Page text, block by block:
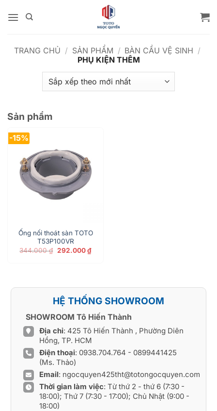
qua
TRANG CHỦ / SẢN PHẨM / BÀN CẦU VỆ SINH /
PHỤ KIỆN THÊM
Sản phẩm
-15%
Ống nối thoát sàn TOTO
T53P100VR
344.000₫ Giá
292.000₫Giá
hiện
HỆ THỐNG SHOWROOM
SHOWROOM Tô Hiến Thành
Địa chỉ: 425 Tô Hiến Thành , Phường Diên
Hồng, TP. HCM
Điện thoại: 0938.704.764 - 0899441425
(Ms. Thảo)
Email: ngocquyen425tht@totongocquyen.com
Thời gian làm việc: Từ thứ 2 - thứ 6 (7:30 -
18:00); Thứ 7 (7:30 - 17:00); Chủ Nhật (9:00 -
18:00)